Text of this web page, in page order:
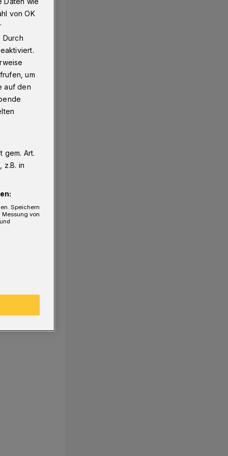
von OK
Durch
um
auf den
gem. Art.
z.B. in
Speichern
von